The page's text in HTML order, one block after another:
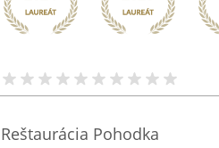
Reštaurácia Pohodka